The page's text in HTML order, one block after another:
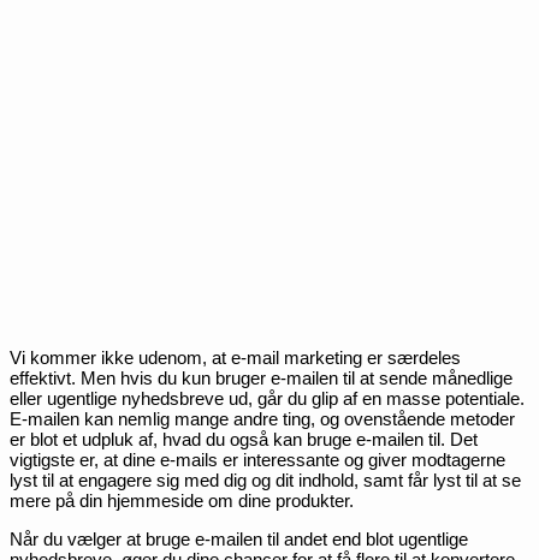
Vi kommer ikke udenom, at e-mail marketing er særdeles
effektivt. Men hvis du kun bruger e-mailen til at sende månedlige
eller ugentlige nyhedsbreve ud, går du glip af en masse potentiale.
E-mailen kan nemlig mange andre ting, og ovenstående metoder
er blot et udpluk af, hvad du også kan bruge e-mailen til. Det
vigtigste er, at dine e-mails er interessante og giver modtagerne
lyst til at engagere sig med dig og dit indhold, samt får lyst til at se
mere på din hjemmeside om dine produkter.
Når du vælger at bruge e-mailen til andet end blot ugentlige